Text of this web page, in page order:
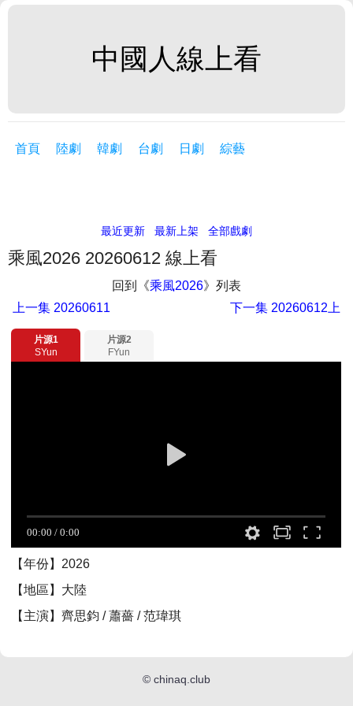
中國人線上看
首頁 陸劇 韓劇 台劇 日劇 綜藝
最近更新 最新上架 全部戲劇
乘風2026 20260612 線上看
回到《乘風2026》列表
上一集 20260611 下一集20260612上
片源1
SYun
片源2
FYun
【年份】2026
【地區】大陸
【主演】齊思鈞 / 蕭薔 / 范瑋琪
© chinaq.club